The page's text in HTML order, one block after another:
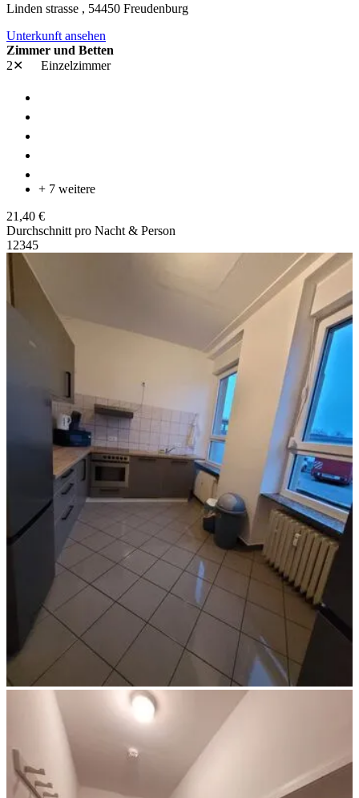
Linden strasse , 54450 Freudenburg
Unterkunft ansehen
Zimmer und Betten
2✕
Einzelzimmer
+ 7 weitere
21,40 €
Durchschnitt pro Nacht & Person
1 2345